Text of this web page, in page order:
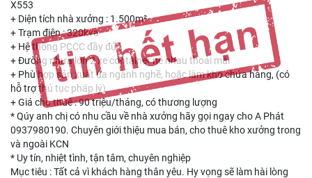
X553
+ Diện tích nhà xưởng : 1.500m²
+ Trạm điện : 320kva
+ Hệ thống PCCC đầy đủ
+ Đường nhựa lớn 2 xe container né nhau thoải mái
+ Phù hợp sản xuất đa ngành nghề, hoặc làm kho chứa hàng, (có
hỗ trợ thủ tục pháp lý)
+ Giá cho thuê : 90 triệu/tháng, có thương lượng
* Qúy anh chị có nhu cầu về nhà xưởng hãy gọi ngay cho A Phát
0937980190. Chuyên giới thiệu mua bán, cho thuê kho xưởng trong
và ngoài KCN
* Uy tín, nhiệt tình, tận tâm, chuyên nghiệp
Mục tiêu : Tất cả vì khách hàng thân yêu. Hy vọng sẽ làm hài lòng